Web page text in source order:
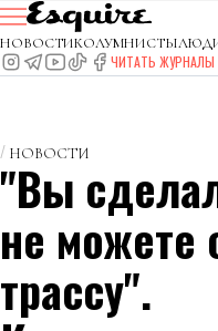
НОВОСТИКОЛУМНИСТЫ
ЧИТАТЬ ЖУРНАЛЫ
НОВОСТИ
"Вы
не можете
трассу".